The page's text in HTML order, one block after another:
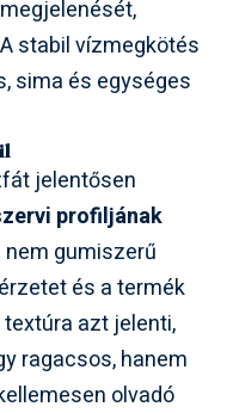
stabil vízmegkötés
sima és egységes
jelentősen
profiljának
nem gumiszerű
és a termék
textúra azt jelenti,
ragacsos, hanem
olvadó